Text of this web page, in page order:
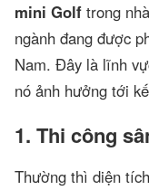
mini Golf trong
ngành đang được
Nam. Đây là lĩnh
nó ảnh hưởng tới
1. Thi công
Thường thì diện